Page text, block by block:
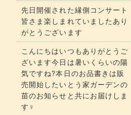
先日開催された縁側コンサート
皆さま楽しまれていましたあり
がとうございます
こんにちはいつもありがとうご
ざいます今日は暑いくらいの陽
気ですね?本日のお品書きは販
売開始したいとう家ガーデンの
苗のお知らせと共にお届けしま
す‍♀️